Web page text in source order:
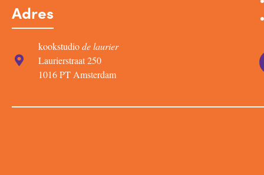
Adres
kookstudiode laurier
Laurierstraat 250
1016 PT Amsterdam